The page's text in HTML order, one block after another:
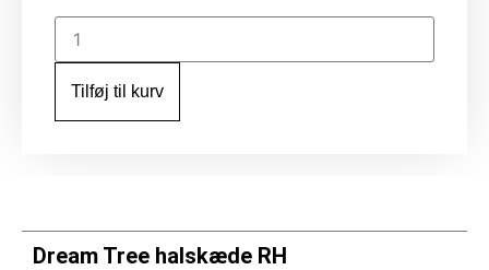
Dream
Tree
halskæde
antal
Tilføj til kurv
Dream Tree halskæde RH